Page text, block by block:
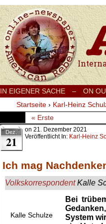
IN EIGENER SACHE – ON
Startseite › Karl-Heinz
« Erste
Dez.
21
on 21. Dezember 2021
Veröffentlicht In: Karl-Heinz
Ich mag
VolkskorrespondentKalle
Kalle Schulze
Bei
System